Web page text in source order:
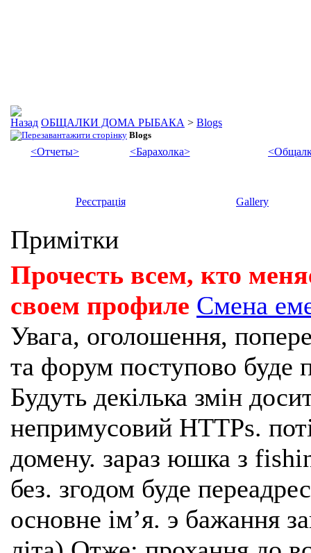
ОБЩАЛКИ ДОМА РЫБАКА > Blogs
Blogs
<Отчеты> <Барахолка>
Реєстрація Gallery
Примітки
Прочесть всем, кто
своем профиле Смена
Увага, оголошення,
та форум поступово буде
Будуть декілька змін
непримусовий HTTPs.
домену. зараз юшка з
без. згодом буде
основне імʼя. э бажання